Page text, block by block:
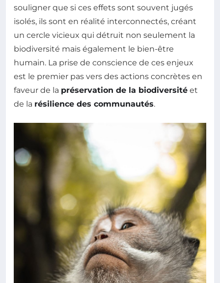
souligner que si ces effets sont souvent jugés
isolés, ils sont en réalité interconnectés, créant
un cercle vicieux qui détruit non seulement la
biodiversité mais également le bien-être
humain. La prise de conscience de ces enjeux
est le premier pas vers des actions concrètes en
faveur de la préservation de la biodiversité et
de la résilience des communautés.